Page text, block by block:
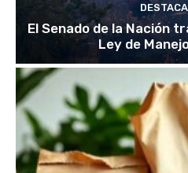
El Senado de la Nación
Ley de